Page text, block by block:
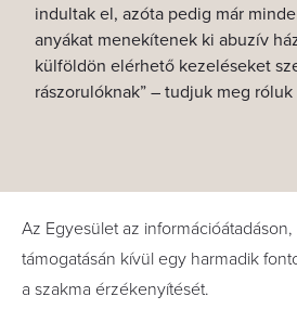
indultak el, azóta pedig már
anyákat menekítenek ki abuzív
külföldön elérhető kezeléseket
rászorulóknak” – tudjuk meg
Az Egyesület az
támogatásán kívül egy harmadik
a szakma érzékenyítését.